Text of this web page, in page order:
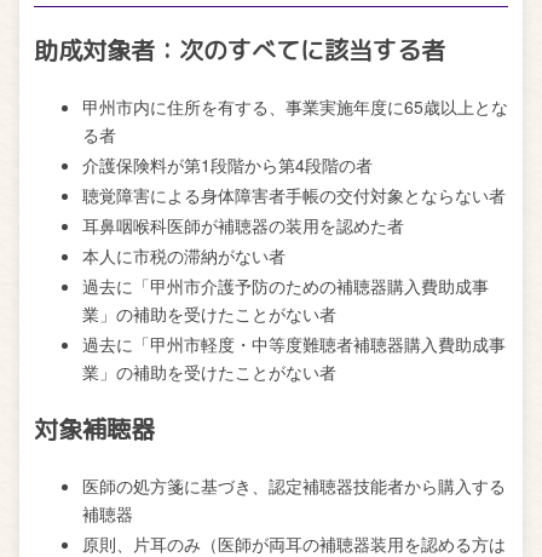
助成対象者：次のすべてに該当する者
甲州市内に住所を有する、事業実施年度に65歳以上とな
る者
介護保険料が第1段階から第4段階の者
聴覚障害による身体障害者手帳の交付対象とならない者
耳鼻咽喉科医師が補聴器の装用を認めた者
本人に市税の滞納がない者
過去に「甲州市介護予防のための補聴器購入費助成事
業」の補助を受けたことがない者
過去に「甲州市軽度・中等度難聴者補聴器購入費助成事
業」の補助を受けたことがない者
対象補聴器
医師の処方箋に基づき、認定補聴器技能者から購入する
補聴器
原則、片耳のみ（医師が両耳の補聴器装用を認める方は